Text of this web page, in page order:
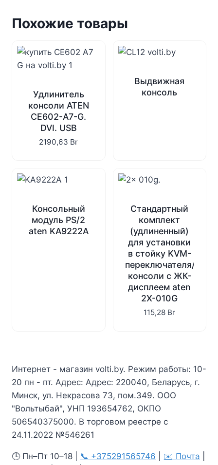
Похожие товары
Удлинитель
консоли ATEN
CE602-A7-G.
DVI. USB
2190,63 Br
Выдвижная
консоль
Консольный
модуль PS/2
aten KA9222A
Стандартный
комплект
(удлиненный)
для установки
в стойку KVM-
переключателя/
консоли с ЖК-
дисплеем aten
2X-010G
115,28 Br
Интернет - магазин volti.by. Режим работы: 10-
20 пн - пт. Адрес: Адрес: 220040, Беларусь, г.
Минск, ул. Некрасова 73, пом.349. ООО
"Вольтыбай", УНП 193654762, ОКПО
506540375000. В торговом реестре с
24.11.2022 №546261
🕒 Пн–Пт 10–18 | 📞 +375291565746 ✉️ Почта